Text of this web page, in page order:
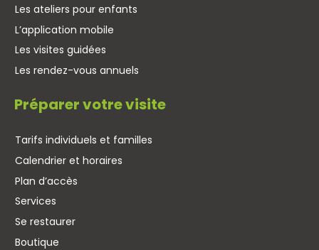
Les ateliers pour enfants
L’application mobile
Les visites guidées
Les rendez-vous annuels
Préparer votre visite
Tarifs individuels et familles
Calendrier et horaires
Plan d’accès
Services
Se restaurer
Boutique